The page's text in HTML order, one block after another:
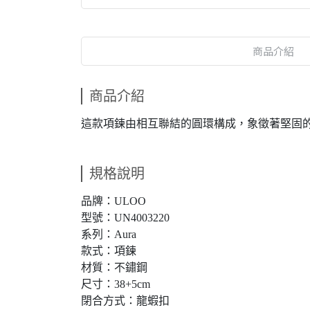
商品介紹
商品介紹
這款項鍊由相互聯結的圓環構成，象徵著堅固
規格說明
品牌：ULOO
型號：UN4003220
系列：Aura
款式：項鍊
材質：不鏽鋼
尺寸：38+5cm
閉合方式：龍蝦扣